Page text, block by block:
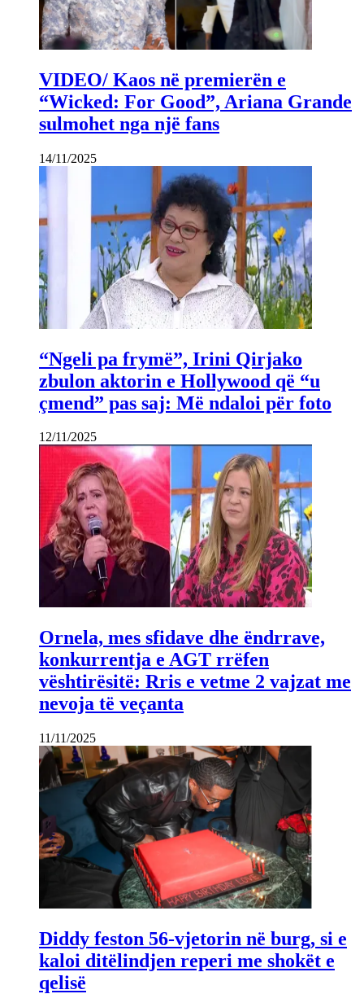
VIDEO/ Kaos në premierën e
“Wicked: For Good”, Ariana Grande
sulmohet nga një fans
14/11/2025
“Ngeli pa frymë”, Irini Qirjako
zbulon aktorin e Hollywood që “u
çmend” pas saj: Më ndaloi për foto
12/11/2025
Ornela, mes sfidave dhe ëndrrave,
konkurrentja e AGT rrëfen
vështirësitë: Rris e vetme 2 vajzat me
nevoja të veçanta
11/11/2025
Diddy feston 56-vjetorin në burg, si e
kaloi ditëlindjen reperi me shokët e
qelisë